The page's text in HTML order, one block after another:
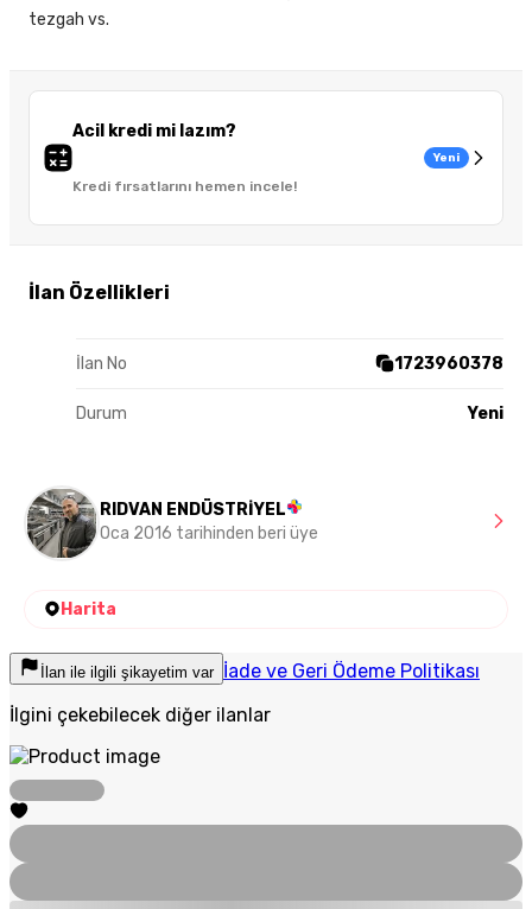
Acil kredi mi lazım?
Kredi fırsatlarını hemen incele!
Yeni
İlan Özellikleri
İlan No 1723960378
Durum Yeni
tezgah vs.
RIDVAN ENDÜSTRİYEL
Oca 2016 tarihinden beri üye
Harita
İlan ile ilgili şikayetim var İade ve Geri Ödeme Politikası
İlgini çekebilecek diğer ilanlar